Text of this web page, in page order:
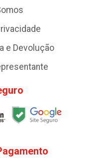
e Devolução